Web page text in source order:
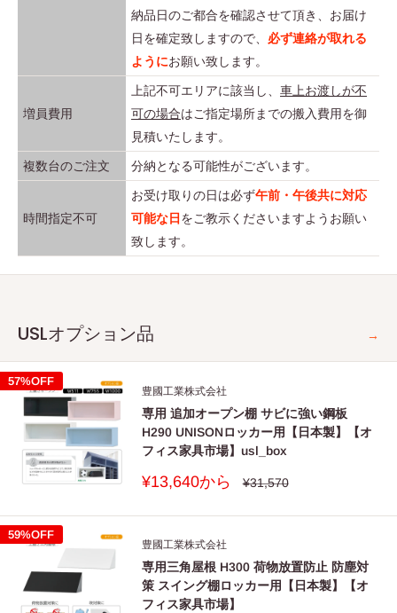
ボルトやネジがゆるんだまま使用しないでください。
本体が壊れたり、可動部が故障したり、部材が落下したり
してケガをすることがあります。
ボルトやネジのゆるみを発見された際は締め直してくださ
天板（天板の外縁部）に耐荷重以上のものを乗せないでく
ださい。
天板のたわみによって落下することがあります。
子鍵を本体の中に入れて扉を閉めないでください。
また、スペアキーは施錠後の紛失に備えて別のところに保
管してください。
■
施錠状態にして扉を閉めないでください。
■
危険物（壊れ物、薬品、生き物など）は収納しないでくだ
人体や衣服などを傷つける可能性があります。
■
貢重品は保管しないでください。
簡易施錠ですので、錠を壊されて盗まれる可能性がありま
す。
■
製品の梱包など、お届けに関しては万全を尽くしておりま
商品到着当日を過ぎると事故処理が難しくなりますので、
必ず到着時に製品をご確認いただき万が一損偽のある場合
は当日中にご連絡頂きますようお願いいたします。
受領後の打痕や傷などの破損事故に対する保証は対応いた
基準
収納庫（力ルテ収納棚等の特殊用途は除
棚（書架・軽量棚・中量棚）の棚板
0.1
備考）棚板に適用される機能重量の基準の算出方法は、次式によ
機能重量の基準＝棚板重量（kg）ー棚耐荷重（kg)
（機能重量とは、棚板の重さ当たりの耐荷重をいう）
■表2
大部分の材料が金属類である棚又は収納用什器に係る環境配慮項
目的 評価項目
ス配慮設
計
削減
こと。
軽量化・減量
化
部品・部材の軽量化・減量化をし
ていること。
リサイク
計
の使用
再生可能材料
部品の分離・
分解の容易化
再生可能な材料をしている部分は
部品ごとに簡易に分離・分解でき
る接合方法であること。
納品日のご都合を確認させて頂き、お届け
日を確定致しますので、 必ず連絡が取れる
ようにお願い致します。
増員費用
上記不可エリアに該当し、 車上お渡しが不
可の場合はご指定場所までの搬入費用を御
見積いたします。
複数台のご注文 分納となる可能性がございます。
時間指定不可
お受け取りの日は必ず午前・午後共に対応
可能な日 をご教示くださいますようお願い
致します。
USLオプション品 →
57%OFF
豊國工業株式会社
専用 追加オープン棚 サビに強い鋼板
H290 UNISONロッカー用【日本製】【オ
フィス家具市場】usl_box
販
価
¥13,640から
通
格
¥31,570
59%OFF
豊國工業株式会社
専用三角屋根 H300 荷物放置防止 防塵対
策 スイング棚ロッカー用【日本製】【オ
フィス家具市場】